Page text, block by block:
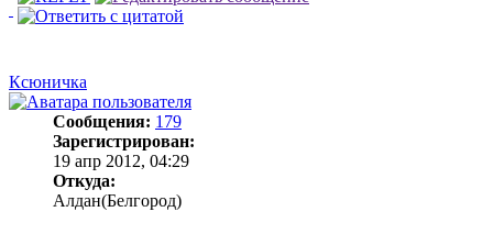
Ксюничка
Сообщения: 179
Зарегистрирован:
19 апр 2012, 04:29
Откуда:
Алдан(Белгород)